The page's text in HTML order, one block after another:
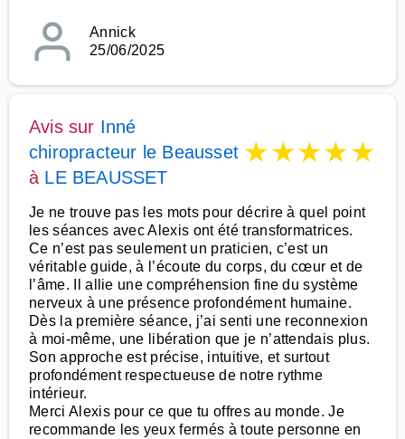
Annick
25/06/2025
Avis sur Inné
chiropracteur le Beausset
à LE BEAUSSET
★★★★★
Je ne trouve pas les mots pour décrire à quel point
les séances avec Alexis ont été transformatrices.
Ce n’est pas seulement un praticien, c’est un
véritable guide, à l’écoute du corps, du cœur et de
l’âme. Il allie une compréhension fine du système
nerveux à une présence profondément humaine.
Dès la première séance, j’ai senti une reconnexion
à moi-même, une libération que je n’attendais plus.
Son approche est précise, intuitive, et surtout
profondément respectueuse de notre rythme
intérieur.
Merci Alexis pour ce que tu offres au monde. Je
recommande les yeux fermés à toute personne en